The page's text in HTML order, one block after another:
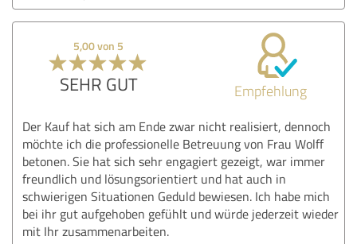
5,00 von 5
SEHR GUT Empfehlung
Der Kauf hat sich am Ende zwar nicht realisiert, dennoch
möchte ich die professionelle Betreuung von Frau Wolff
betonen. Sie hat sich sehr engagiert gezeigt, war immer
freundlich und lösungsorientiert und hat auch in
schwierigen Situationen Geduld bewiesen. Ich habe mich
bei ihr gut aufgehoben gefühlt und würde jederzeit wieder
mit Ihr zusammenarbeiten.